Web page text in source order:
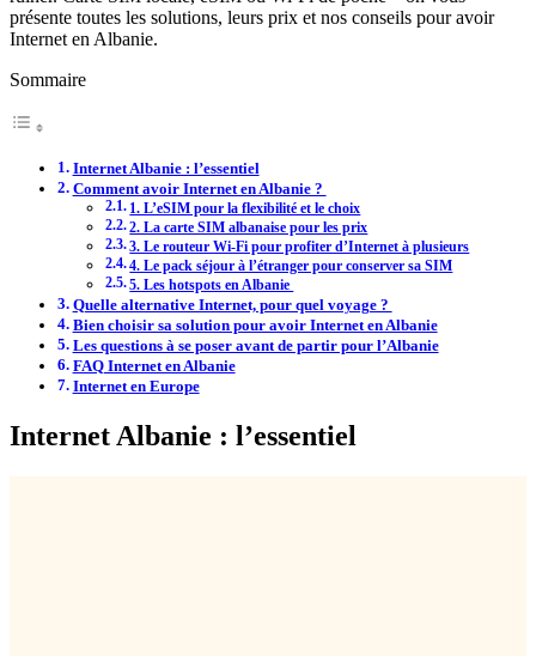
présente toutes les solutions, leurs prix et nos conseils pour avoir
Internet en Albanie.
Sommaire
Internet Albanie : l’essentiel
Comment avoir Internet en Albanie ?
1. L’eSIM pour la flexibilité et le choix
2. La carte SIM albanaise pour les prix
3. Le routeur Wi-Fi pour profiter d’Internet à plusieurs
4. Le pack séjour à l’étranger pour conserver sa SIM
5. Les hotspots en Albanie
Quelle alternative Internet, pour quel voyage ?
Bien choisir sa solution pour avoir Internet en Albanie
Les questions à se poser avant de partir pour l’Albanie
FAQ Internet en Albanie
Internet en Europe
Internet Albanie : l’essentiel